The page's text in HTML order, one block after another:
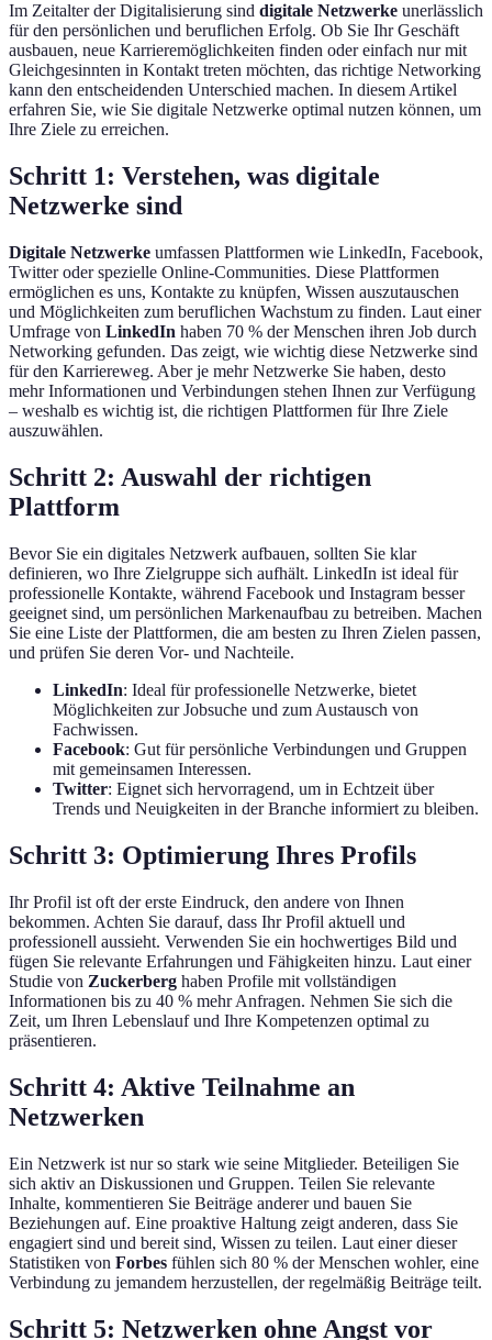
Im Zeitalter der Digitalisierung sind digitale Netzwerke unerlässlich
für den persönlichen und beruflichen Erfolg. Ob Sie Ihr Geschäft
ausbauen, neue Karrieremöglichkeiten finden oder einfach nur mit
Gleichgesinnten in Kontakt treten möchten, das richtige Networking
kann den entscheidenden Unterschied machen. In diesem Artikel
erfahren Sie, wie Sie digitale Netzwerke optimal nutzen können, um
Ihre Ziele zu erreichen.
Schritt 1: Verstehen, was digitale
Netzwerke sind
Digitale Netzwerke umfassen Plattformen wie LinkedIn, Facebook,
Twitter oder spezielle Online-Communities. Diese Plattformen
ermöglichen es uns, Kontakte zu knüpfen, Wissen auszutauschen
und Möglichkeiten zum beruflichen Wachstum zu finden. Laut einer
Umfrage von LinkedIn haben 70 % der Menschen ihren Job durch
Networking gefunden. Das zeigt, wie wichtig diese Netzwerke sind
für den Karriereweg. Aber je mehr Netzwerke Sie haben, desto
mehr Informationen und Verbindungen stehen Ihnen zur Verfügung
– weshalb es wichtig ist, die richtigen Plattformen für Ihre Ziele
auszuwählen.
Schritt 2: Auswahl der richtigen
Plattform
Bevor Sie ein digitales Netzwerk aufbauen, sollten Sie klar
definieren, wo Ihre Zielgruppe sich aufhält. LinkedIn ist ideal für
professionelle Kontakte, während Facebook und Instagram besser
geeignet sind, um persönlichen Markenaufbau zu betreiben. Machen
Sie eine Liste der Plattformen, die am besten zu Ihren Zielen passen,
und prüfen Sie deren Vor- und Nachteile.
LinkedIn: Ideal für professionelle Netzwerke, bietet
Möglichkeiten zur Jobsuche und zum Austausch von
Fachwissen.
Facebook: Gut für persönliche Verbindungen und Gruppen
mit gemeinsamen Interessen.
Twitter: Eignet sich hervorragend, um in Echtzeit über
Trends und Neuigkeiten in der Branche informiert zu bleiben.
Schritt 3: Optimierung Ihres Profils
Ihr Profil ist oft der erste Eindruck, den andere von Ihnen
bekommen. Achten Sie darauf, dass Ihr Profil aktuell und
professionell aussieht. Verwenden Sie ein hochwertiges Bild und
fügen Sie relevante Erfahrungen und Fähigkeiten hinzu. Laut einer
Studie von Zuckerberg haben Profile mit vollständigen
Informationen bis zu 40 % mehr Anfragen. Nehmen Sie sich die
Zeit, um Ihren Lebenslauf und Ihre Kompetenzen optimal zu
präsentieren.
Schritt 4: Aktive Teilnahme an
Netzwerken
Ein Netzwerk ist nur so stark wie seine Mitglieder. Beteiligen Sie
sich aktiv an Diskussionen und Gruppen. Teilen Sie relevante
Inhalte, kommentieren Sie Beiträge anderer und bauen Sie
Beziehungen auf. Eine proaktive Haltung zeigt anderen, dass Sie
engagiert sind und bereit sind, Wissen zu teilen. Laut einer dieser
Statistiken von Forbes fühlen sich 80 % der Menschen wohler, eine
Verbindung zu jemandem herzustellen, der regelmäßig Beiträge teilt.
Schritt 5: Netzwerken ohne Angst vor